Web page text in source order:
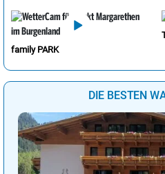
family PARK
DIE BESTEN